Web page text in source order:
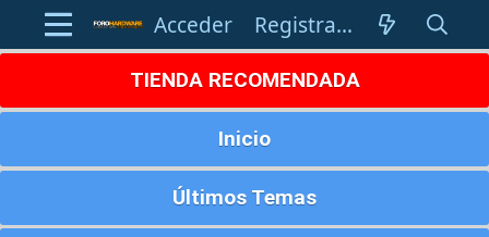
Acceder Registrarse
TIENDA RECOMENDADA
Inicio
Últimos Temas